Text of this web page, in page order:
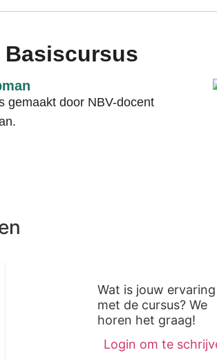
Basiscursus
gemaakt door NBV-docent
Wat is jouw ervaring
met de cursus? We
horen het graag!
Login om te